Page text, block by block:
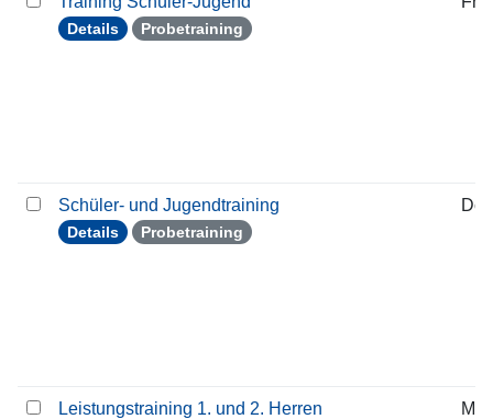
Details Probetraining
Schüler- und Jugendtraining
Details Probetraining
Leistungstraining 1. und 2. Herren